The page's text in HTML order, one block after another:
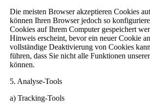
Die meisten Browser akzeptieren Cookies
können Ihren Browser jedoch so
Cookies auf Ihrem Computer gespeichert
Hinweis erscheint, bevor ein neuer Cookie
vollständige Deaktivierung von Cookies
führen, dass Sie nicht alle Funktionen
können.
5. Analyse-Tools
a) Tracking-Tools